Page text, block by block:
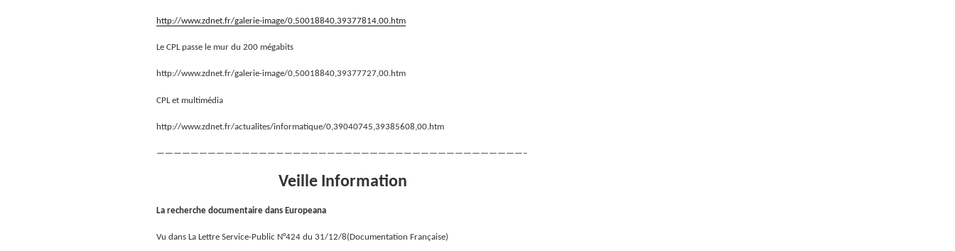
http://www.zdnet.fr/galerie-image/0,50018840,39377814,00.htm
Le CPL passe le mur du 200 mégabits
http://www.zdnet.fr/galerie-image/0,50018840,39377727,00.htm
CPL et multimédia
http://www.zdnet.fr/actualites/informatique/0,39040745,39385608,00.htm
———————————————————————————————————————————–
Veille Information
La recherche documentaire dans Europeana
Vu dans La Lettre Service-Public N°424 du 31/12/8(Documentation Française)